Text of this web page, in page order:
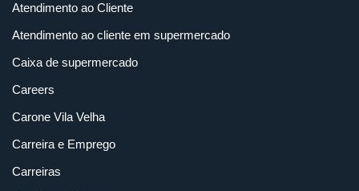
Atendimento ao Cliente
Atendimento ao cliente em supermercado
Caixa de supermercado
Careers
Carone Vila Velha
Carreira e Emprego
Carreiras